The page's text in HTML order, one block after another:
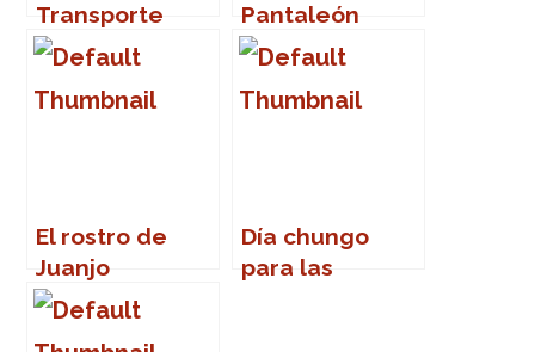
Transporte
público
Pantaleón
Piazzola, o la
el asesinato
El rostro de
Juanjo
Cardenal
Día chungo
para las